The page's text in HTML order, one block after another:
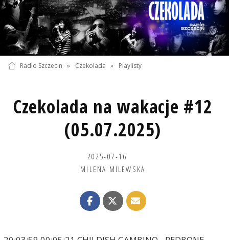
Radio Szczecin » Czekolada » Playlisty
Czekolada na wakacje #12
(05.07.2025)
2025-07-16
MILENA MILEWSKA